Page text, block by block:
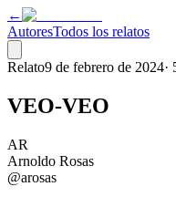
←
AutoresTodos los relatos
Relato9 de febrero de 2024·
VEO-VEO
AR
Arnoldo Rosas
@arosas